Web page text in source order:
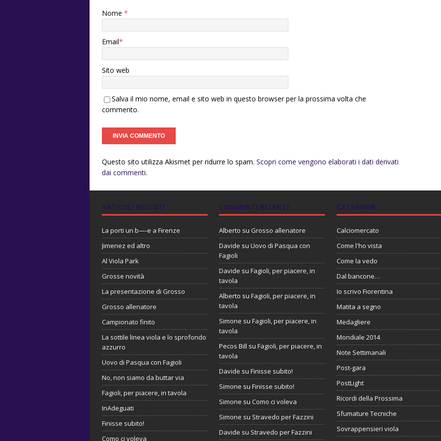
Nome *
Email*
Sito web
Salva il mio nome, email e sito web in questo browser per la prossima volta che
commento.
Questo sito utilizza Akismet per ridurre lo spam. Scopri come vengono elaborati i dati derivati
dai commenti.
ARTICOLI RECENTI
La porti un b—-e a Firenze
Jimenez ed altro
Al Viola Park
Grosse novità
La presentazione di Grosso
Grosso allenatore
Campionato finito
La sottile linea viola e lo sprofondo
azzurro
Uovo di Pasqua con Fagioli
No, non siamo da buttar via
Fagioli, per piacere, in tavola
InAdeguati
Finisse subito!
Como ci voleva
COMMENTI RECENTI
Alberto su Grosso allenatore
Davide suUovo di Pasqua con
Fagioli
Davide suFagioli, per piacere, in
tavola
Alberto suFagioli, per piacere, in
tavola
Simone suFagioli, per piacere, in
tavola
Pecos Bill suFagioli, per piacere, in
tavola
Davide suFinisse subito!
Simone suFinisse subito!
Simone suComo ci voleva
Simone su Stravedo per Fazzini
Davide su Stravedo per Fazzini
CATEGORIE
Calciomercato
Come l'ho vista
Come la vedo
Dal bancone…
Io scrivo Fiorentina
Matita a segno
Medagliere
Mondiale 2014
Note Settimanali
Post-gara
PostLight
Ricordi della Prossima
Sfumature Tecniche
Sovrappensieri viola